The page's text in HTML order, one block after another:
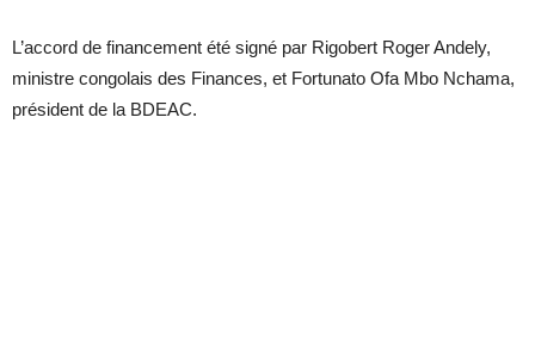
L’accord de financement été signé par Rigobert Roger Andely,
ministre congolais des Finances, et Fortunato Ofa Mbo Nchama,
président de la BDEAC.